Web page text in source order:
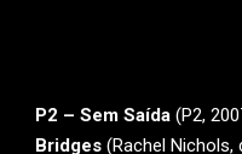
P2 – Sem Saída (P2,
Bridges (Rachel Nichols,